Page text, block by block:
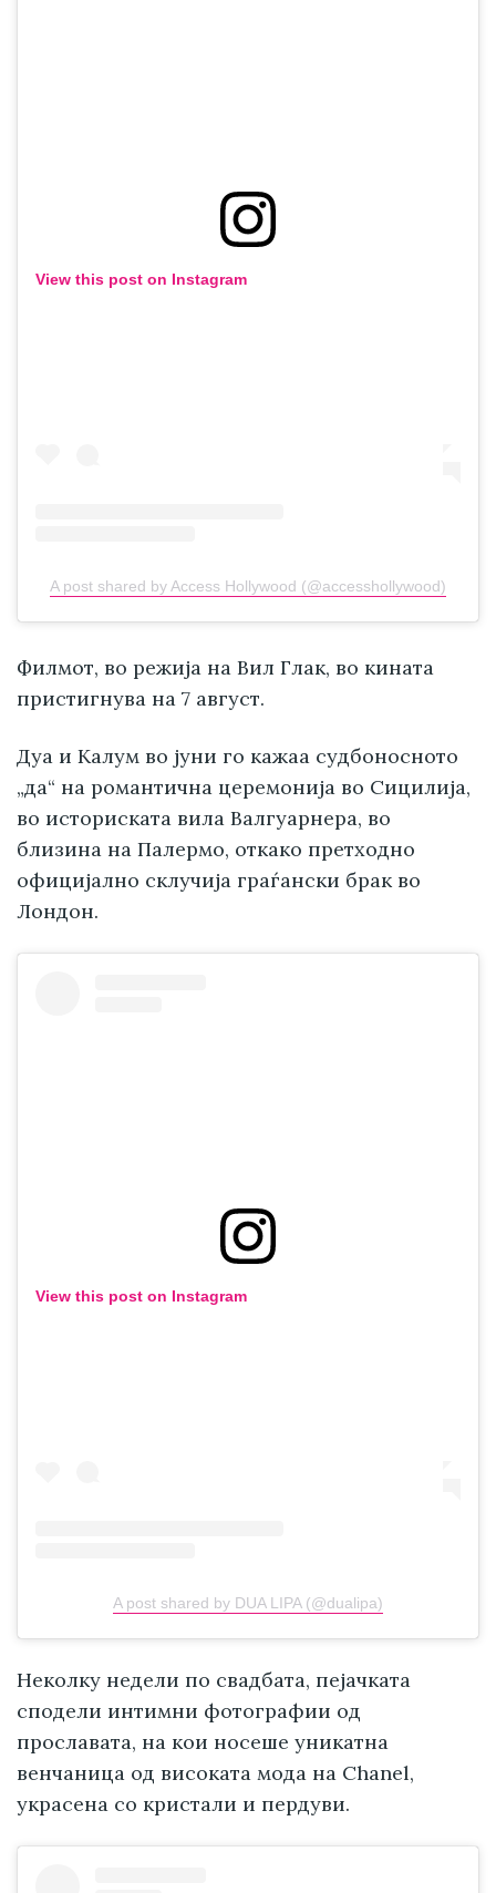
View this post on Instagram
A post shared by Access Hollywood (@accesshollywood)
Филмот, во режија на Вил Глак, во кината
пристигнува на 7 август.
Дуа и Калум во јуни го кажаа судбоносното
„да“ на романтична церемонија во Сицилија,
во историската вила Валгуарнера, во
близина на Палермо, откако претходно
официјално склучија граѓански брак во
Лондон.
View this post on Instagram
A post shared by DUA LIPA (@dualipa)
Неколку недели по свадбата, пејачката
сподели интимни фотографии од
прославата, на кои носеше уникатна
венчаница од високата мода на Chanel,
украсена со кристали и пердуви.